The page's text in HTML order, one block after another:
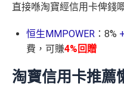
直接喺淘寶經信用卡俾錢
恒生MMPOWER ：8%
費，可賺4%回贈
淘寶信用卡推薦